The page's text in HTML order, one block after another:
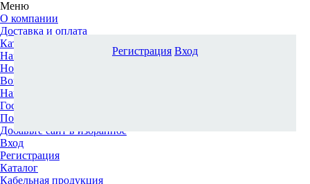
Меню
О компании
Доставка и оплата
Каталог
Наши офисы
Новости и новинки
Вопрос-ответ
Наша команда
Гос. заказчикам
Поставщикам
Добавьте сайт в избранное
Вход
Регистрация
Каталог
Кабельная продукция
Регистрация Вход